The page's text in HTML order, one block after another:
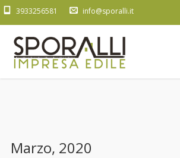
3933256581 info@sporalli.it
Marzo, 2020